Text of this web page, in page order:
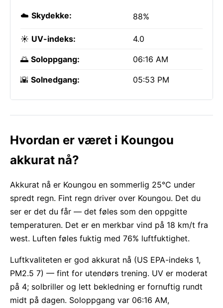
☁️ Skydekke: 88%
☀️ UV-indeks: 4.0
🌅 Soloppgang: 06:16 AM
🌇 Solnedgang: 05:53 PM
Hvordan er været i Koungou
akkurat nå?
Akkurat nå er Koungou en sommerlig 25°C under
spredt regn. Fint regn driver over Koungou. Det du
ser er det du får — det føles som den oppgitte
temperaturen. Det er en merkbar vind på 18 km/t fra
west. Luften føles fuktig med 76% luftfuktighet.
Luftkvaliteten er god akkurat nå (US EPA-indeks 1,
PM2.5 7) — fint for utendørs trening. UV er moderat
på 4; solbriller og lett bekledning er fornuftig rundt
midt på dagen. Soloppgang var 06:16 AM,